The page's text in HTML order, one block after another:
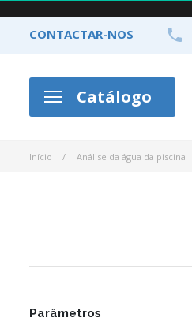
CONTACTAR-NOS 
Catálogo
Início Análise da água da piscina
Parâmetros